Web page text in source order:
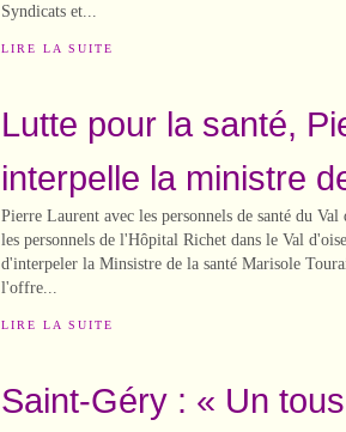
Syndicats et...
LIRE LA SUITE
Lutte pour la santé,
interpelle la ministre
Pierre Laurent avec les personnels de santé du
les personnels de l'Hôpital Richet dans le Val
d'interpeler la Minsistre de la santé Marisole
l'offre...
LIRE LA SUITE
Saint-Géry : « Un